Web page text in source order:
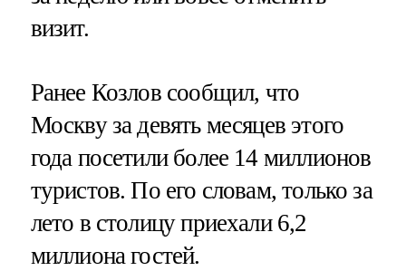
визит.
Ранее Козлов сообщил, что
Москву за девять месяцев этого
года посетили более 14 миллионов
туристов. По его словам, только за
лето в столицу приехали 6,2
миллиона гостей.